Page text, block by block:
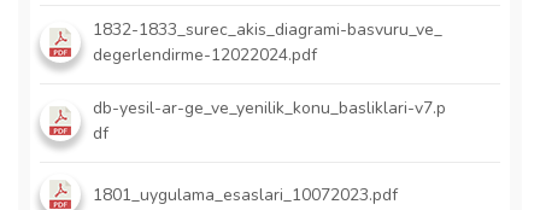
1832-1833_surec_akis_diagrami-basvuru_ve_
degerlendirme-12022024.pdf
db-yesil-ar-ge_ve_yenilik_konu_basliklari-v7.p
df
1801_uygulama_esaslari_10072023.pdf